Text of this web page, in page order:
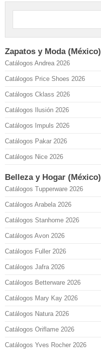
Zapatos y Moda (México)
Catálogos Andrea 2026
Catálogos Price Shoes 2026
Catálogos Cklass 2026
Catálogos Ilusión 2026
Catálogos Impuls 2026
Catálogos Pakar 2026
Catálogos Nice 2026
Belleza y Hogar (México)
Catálogos Tupperware 2026
Catálogos Arabela 2026
Catálogos Stanhome 2026
Catálogos Avon 2026
Catálogos Fuller 2026
Catálogos Jafra 2026
Catálogos Betterware 2026
Catálogos Mary Kay 2026
Catálogos Natura 2026
Catálogos Oriflame 2026
Catálogos Yves Rocher 2026